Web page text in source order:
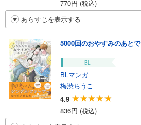
770円 (税込)
あらすじを表示する
5000回のおやすみのあとで
BL
BLマンガ
梅渋ちうこ
4.9
836円 (税込)